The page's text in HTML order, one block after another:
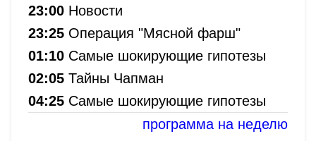
23:00 Новости
23:25 Операция "Мясной фарш"
01:10 Самые шокирующие гипотезы
02:05 Тайны Чапман
04:25 Самые шокирующие гипотезы
программа на неделю